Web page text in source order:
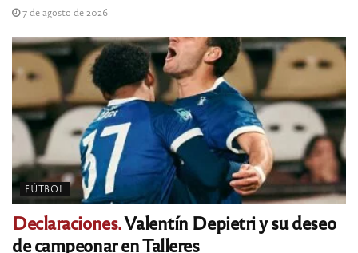
7 de agosto de 2026
FÚTBOL
Declaraciones.Valentín Depietri y su deseo
de campeonar en Talleres